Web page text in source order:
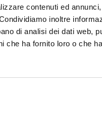
contenuti ed
inoltre
di analisi dei dati web,
che ha fornito loro o che